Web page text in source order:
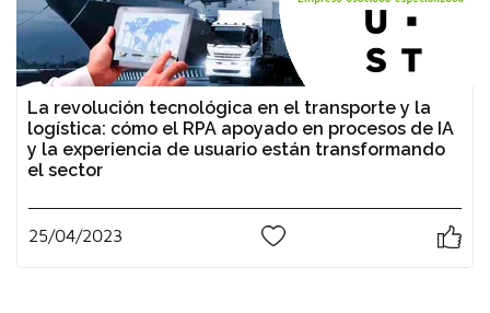
La revolución tecnológica en el transporte y la
logística: cómo el RPA apoyado en procesos de IA
y la experiencia de usuario están transformando
el sector
25/04/2023